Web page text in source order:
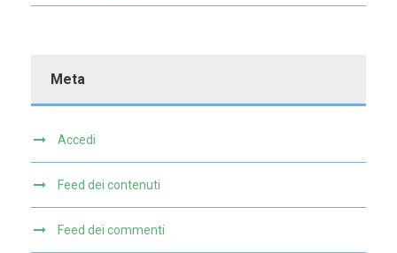
Meta
Accedi
Feed dei contenuti
Feed dei commenti